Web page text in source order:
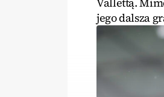
jego dalsza